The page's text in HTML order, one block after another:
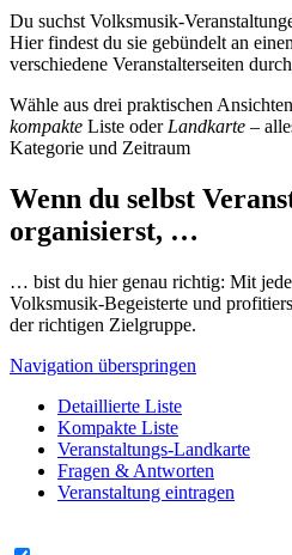
Du suchst Volksmusik-
Hier findest du sie gebündelt an
verschiedene Veranstalterseiten
Wähle aus drei praktischen
kompakte Liste oder Landkarte –
Kategorie und Zeitraum
Wenn du selbst
organisierst, …
… bist du hier genau richtig: Mit
Volksmusik-Begeisterte und
der richtigen Zielgruppe.
Navigation überspringen
Detaillierte Liste
Kompakte Liste
Veranstaltungs-Landkarte
Fragen & Antworten
Veranstaltung eintragen